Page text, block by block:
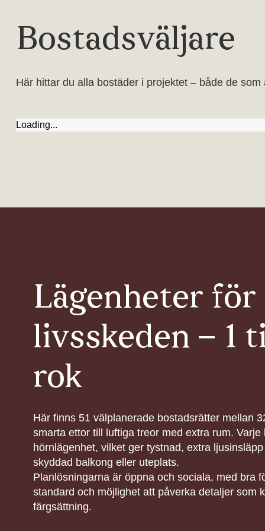
Bostadsväljare
Här hittar du alla bostäder i projektet – både de
Loading...
Lägenheter för
livsskeden – 1
rok
Här finns 51 välplanerade bostadsrätter mellan
smarta ettor till luftiga treor med extra rum. Varje
hörnlägenhet, vilket ger tystnad, extra
skyddad balkong eller uteplats.
Planlösningarna är öppna och sociala, med bra
standard och möjlighet att påverka detaljer som
färgsättning.